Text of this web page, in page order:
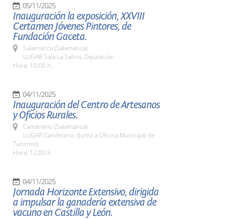
05/11/2025
Inauguración la exposición, XXVIII
Certamen Jóvenes Pintores, de
Fundación Gaceta.
Salamanca (Salamanca)
LUGAR Sala La Salina. Diputación
Hora: 10,00 h.
04/11/2025
Inauguración del Centro de Artesanos
y Oficios Rurales.
Candelario (Salamanca)
LUGAR Candelario. (Junto a Oficina Municipal de
Turismo)
Hora: 12,00 h.
04/11/2025
Jornada Horizonte Extensivo, dirigida
a impulsar la ganadería extensiva de
vacuno en Castilla y León.